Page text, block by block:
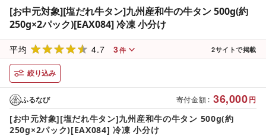
[お中元対象][塩だれ牛タン]九州産和牛の牛タン 500g(約
250g×2パック)[EAX084] 冷凍 小分け
平均 4.7 3件 2サイトで掲載
絞り込み
寄付金額 : 36,000円
ふるなび
[お中元対象][塩だれ牛タン]九州産和牛の牛タン 500g(約
250g×2パック)[EAX084] 冷凍 小分け